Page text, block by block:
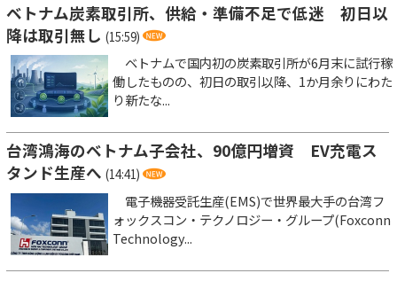
ベトナム炭素取引所、供給・準備不足で低迷 初日以
降は取引無し (15:59)
ベトナムで国内初の炭素取引所が6月末に試行稼
働したものの、初日の取引以降、1か月余りにわた
り新たな...
台湾鴻海のベトナム子会社、90億円増資 EV充電ス
タンド生産へ (14:41)
電子機器受託生産(EMS)で世界最大手の台湾フ
ォックスコン・テクノロジー・グループ(Foxconn
Technology...